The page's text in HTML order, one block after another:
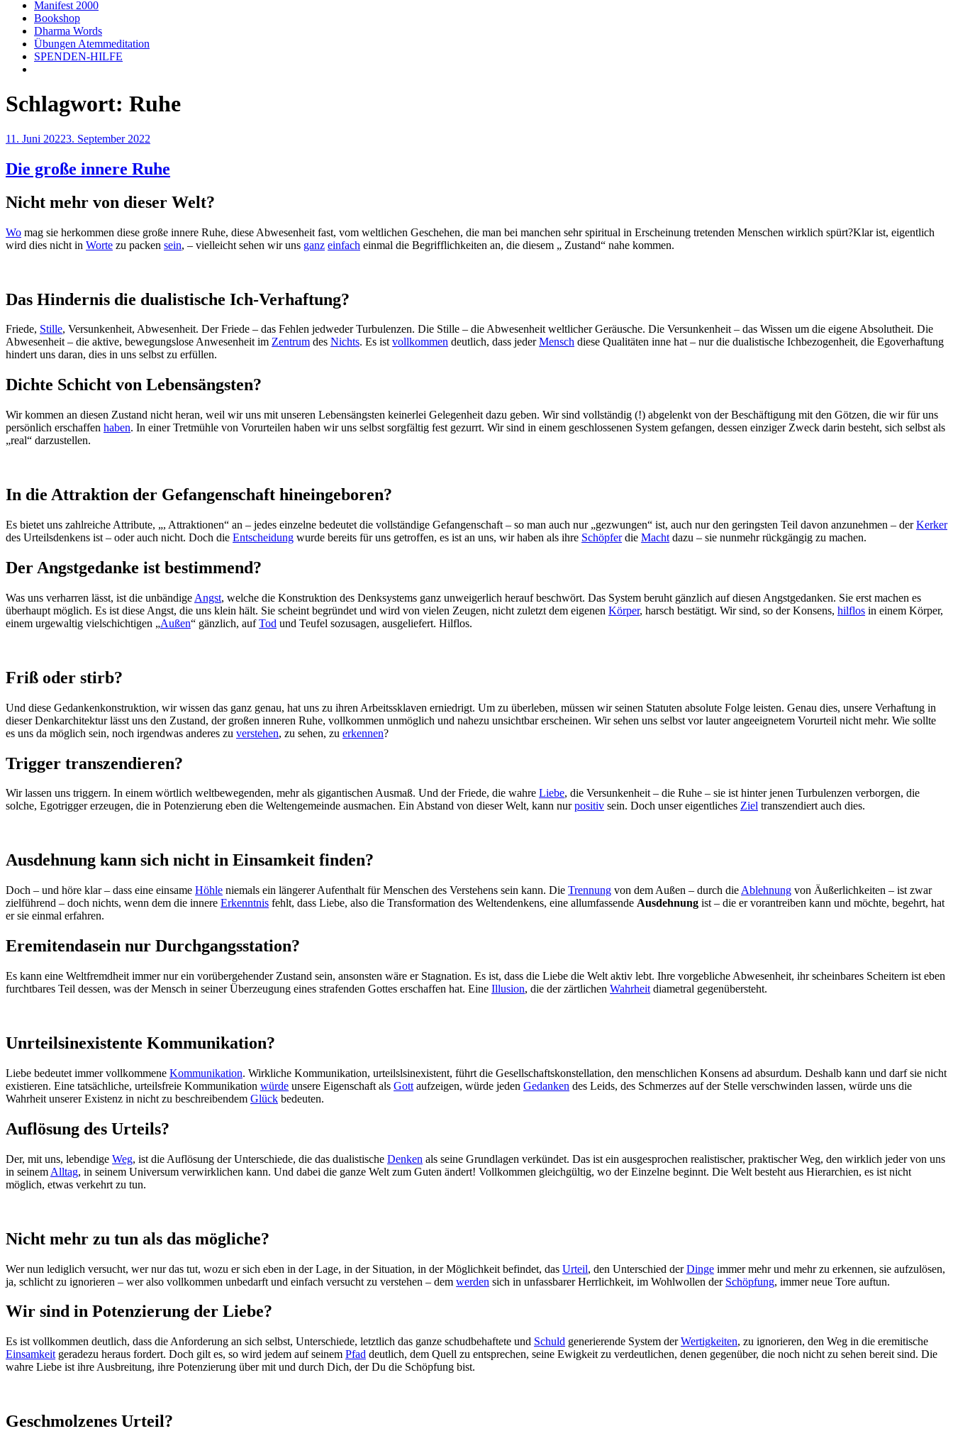
Manifest 2000
Bookshop
Dharma Words
Übungen Atemmeditation
SPENDEN-HILFE
Schlagwort: Ruhe
Veröffentlicht
11. Juni 20223. September 2022
Die große innere Ruhe
Nicht mehr von dieser Welt?
Wo mag sie herkommen diese große innere Ruhe, diese Abwesenheit fast, vom weltlichen Geschehen, die man bei manchen sehr spiritual in Erscheinung tretenden Menschen wirklich spürt?Klar ist, eigentlich
wird dies nicht in Worte zu packen sein, – vielleicht sehen wir uns ganz einfach einmal die Begrifflichkeiten an, die diesem „ Zustand“ nahe kommen.
Das Hindernis die dualistische Ich-Verhaftung?
Friede, Stille, Versunkenheit, Abwesenheit. Der Friede – das Fehlen jedweder Turbulenzen. Die Stille – die Abwesenheit weltlicher Geräusche. Die Versunkenheit – das Wissen um die eigene Absolutheit. Die
Abwesenheit – die aktive, bewegungslose Anwesenheit im Zentrum des Nichts. Es istvollkommen deutlich, dass jederMensch diese Qualitäten inne hat – nur die dualistische Ichbezogenheit, die Egoverhaftung
hindert uns daran, dies in uns selbst zu erfüllen.
Dichte Schicht von Lebensängsten?
Wir kommen an diesen Zustand nicht heran, weil wir uns mit unseren Lebensängsten keinerlei Gelegenheit dazu geben. Wir sind vollständig (!) abgelenkt von der Beschäftigung mit den Götzen, die wir für uns
persönlich erschaffen haben. In einer Tretmühle von Vorurteilen haben wir uns selbst sorgfältig fest gezurrt. Wir sind in einem geschlossenen System gefangen, dessen einziger Zweck darin besteht, sich selbst als
„real“ darzustellen.
In die Attraktion der Gefangenschaft hineingeboren?
Es bietet uns zahlreiche Attribute, „, Attraktionen“ an – jedes einzelne bedeutet die vollständige Gefangenschaft – so man auch nur „gezwungen“ ist, auch nur den geringsten Teil davon anzunehmen – derKerker
des Urteilsdenkens ist – oder auch nicht. Doch die Entscheidung wurde bereits für uns getroffen, es ist an uns, wir haben als ihre Schöpferdie Macht dazu – sie nunmehr rückgängig zu machen.
Der Angstgedanke ist bestimmend?
Was uns verharren lässt, ist die unbändige Angst, welche die Konstruktion des Denksystems ganz unweigerlich herauf beschwört. Das System beruht gänzlich auf diesen Angstgedanken. Sie erst machen es
überhaupt möglich. Es ist diese Angst, die uns klein hält. Sie scheint begründet und wird von vielen Zeugen, nicht zuletzt dem eigenen Körper, harsch bestätigt. Wir sind, so der Konsens, hilflos in einem Körper,
einem urgewaltig vielschichtigen „Außen“ gänzlich, aufTod und Teufel sozusagen, ausgeliefert. Hilflos.
Friß oder stirb?
Und diese Gedankenkonstruktion, wir wissen das ganz genau, hat uns zu ihren Arbeitssklaven erniedrigt. Um zu überleben, müssen wir seinen Statuten absolute Folge leisten. Genau dies, unsere Verhaftung in
dieser Denkarchitektur lässt uns den Zustand, der großen inneren Ruhe, vollkommen unmöglich und nahezu unsichtbar erscheinen. Wir sehen uns selbst vor lauter angeeignetem Vorurteil nicht mehr. Wie sollte
es uns da möglich sein, noch irgendwas anderes zu verstehen, zu sehen, zu erkennen?
Trigger transzendieren?
Wir lassen uns triggern. In einem wörtlich weltbewegenden, mehr als gigantischen Ausmaß. Und der Friede, die wahre Liebe, die Versunkenheit – die Ruhe – sie ist hinter jenen Turbulenzen verborgen, die
solche, Egotrigger erzeugen, die in Potenzierung eben die Weltengemeinde ausmachen. Ein Abstand von dieser Welt, kann nurpositiv sein. Doch unser eigentliches Ziel transzendiert auch dies.
Ausdehnung kann sich nicht in Einsamkeit finden?
Doch – und höre klar – dass eine einsame Höhle niemals ein längerer Aufenthalt für Menschen des Verstehens sein kann. Die Trennung von dem Außen – durch die Ablehnung von Äußerlichkeiten – ist zwar
zielführend – doch nichts, wenn dem die innere Erkenntnis fehlt, dass Liebe, also die Transformation des Weltendenkens, eine allumfassende Ausdehnung ist – die er vorantreiben kann und möchte, begehrt, hat
er sie einmal erfahren.
Eremitendasein nur Durchgangsstation?
Es kann eine Weltfremdheit immer nur ein vorübergehender Zustand sein, ansonsten wäre er Stagnation. Es ist, dass die Liebe die Welt aktiv lebt. Ihre vorgebliche Abwesenheit, ihr scheinbares Scheitern ist eben
furchtbares Teil dessen, was der Mensch in seiner Überzeugung eines strafenden Gottes erschaffen hat. Eine Illusion, die der zärtlichen Wahrheit diametral gegenübersteht.
Unrteilsinexistente Kommunikation?
Liebe bedeutet immer vollkommene Kommunikation. Wirkliche Kommunikation, urteilslsinexistent, führt die Gesellschaftskonstellation, den menschlichen Konsens ad absurdum. Deshalb kann und darf sie nicht
existieren. Eine tatsächliche, urteilsfreie Kommunikation würde unsere Eigenschaft als Gott aufzeigen, würde jeden Gedanken des Leids, des Schmerzes auf der Stelle verschwinden lassen, würde uns die
Wahrheit unserer Existenz in nicht zu beschreibendem Glück bedeuten.
Auflösung des Urteils?
Der, mit uns, lebendige Weg, ist die Auflösung der Unterschiede, die das dualistische Denken als seine Grundlagen verkündet. Das ist ein ausgesprochen realistischer, praktischer Weg, den wirklich jeder von uns
in seinem Alltag, in seinem Universum verwirklichen kann. Und dabei die ganze Welt zum Guten ändert! Vollkommen gleichgültig, wo der Einzelne beginnt. Die Welt besteht aus Hierarchien, es ist nicht
möglich, etwas verkehrt zu tun.
Nicht mehr zu tun als das mögliche?
Wer nun lediglich versucht, wer nur das tut, wozu er sich eben in der Lage, in der Situation, in der Möglichkeit befindet, das Urteil, den Unterschied derDinge immer mehr und mehr zu erkennen, sie aufzulösen,
ja, schlicht zu ignorieren – wer also vollkommen unbedarft und einfach versucht zu verstehen – dem werden sich in unfassbarer Herrlichkeit, im Wohlwollen der Schöpfung, immer neue Tore auftun.
Wir sind in Potenzierung der Liebe?
Es ist vollkommen deutlich, dass die Anforderung an sich selbst, Unterschiede, letztlich das ganze schudbehaftete und Schuld generierende System derWertigkeiten, zu ignorieren, den Weg in die eremitische
Einsamkeit geradezu heraus fordert. Doch gilt es, so wird jedem auf seinem Pfad deutlich, dem Quell zu entsprechen, seine Ewigkeit zu verdeutlichen, denen gegenüber, die noch nicht zu sehen bereit sind. Die
wahre Liebe ist ihre Ausbreitung, ihre Potenzierung über mit und durch Dich, der Du die Schöpfung bist.
Geschmolzenes Urteil?